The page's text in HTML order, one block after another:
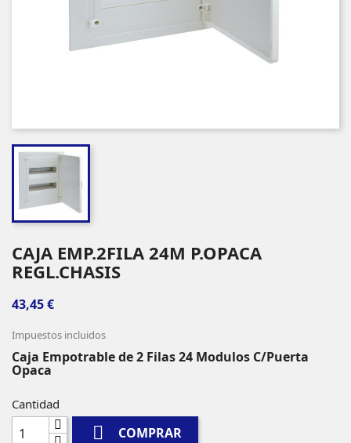
CAJA EMP.2FILA 24M P.OPACA
REGL.CHASIS
43,45 €
Impuestos incluidos
Caja Empotrable de 2 Filas 24 Modulos C/Puerta
Opaca
Cantidad
 COMPRAR